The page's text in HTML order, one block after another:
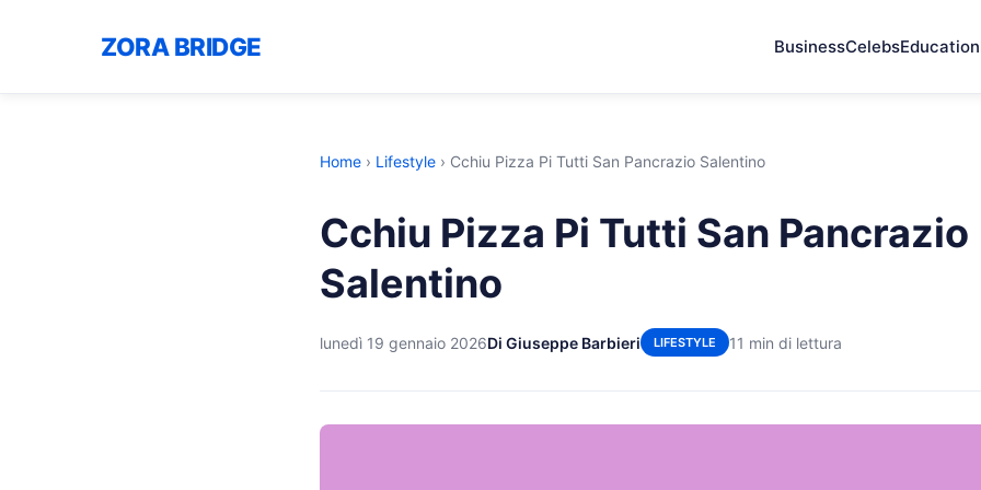
ZORA BRIDGE BusinessCelebsEducation
Home › Lifestyle › Cchiu Pizza Pi Tutti San Pancrazio Salentino
Cchiu Pizza Pi Tutti San Pancrazio
Salentino
lunedì 19 gennaio 2026Di Giuseppe Barbieri LIFESTYLE 11 min di lettura